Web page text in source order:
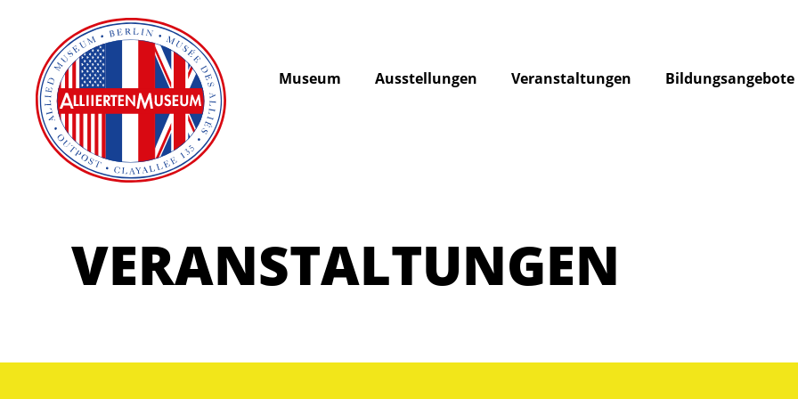
Museum Ausstellungen Veranstaltungen Bildungsangebote
VERANSTALTUNGEN